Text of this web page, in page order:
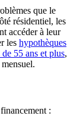
que le
résidentiel, les
accéder à leur
les hypothèques
55 ans et plus,
: